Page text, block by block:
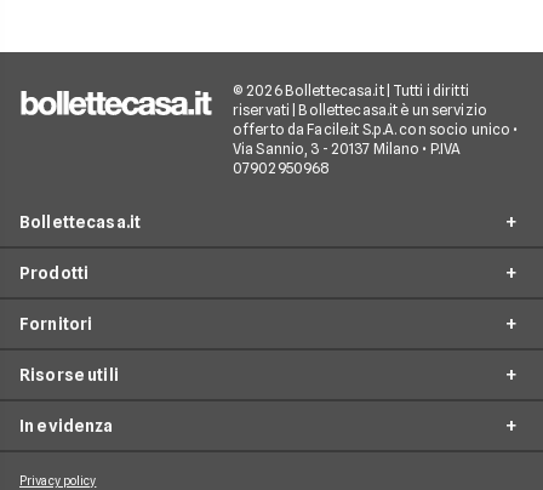
© 2026 Bollettecasa.it | Tutti i diritti
riservati | Bollettecasa.it è un servizio
offerto da Facile.it S.p.A. con socio unico •
Via Sannio, 3 - 20137 Milano • P.IVA
07902950968
Bollettecasa.it
Contatti
Servizio clienti
Prodotti
Offerte Internet Casa
Offerte Telefonia mobile
Fornitori
Provider Internet
Risorse utili
Guide internet casa
In evidenza
Privacy policy